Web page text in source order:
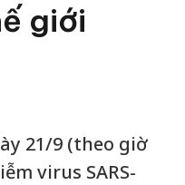
giới
21/9 (theo giờ
virus SARS-